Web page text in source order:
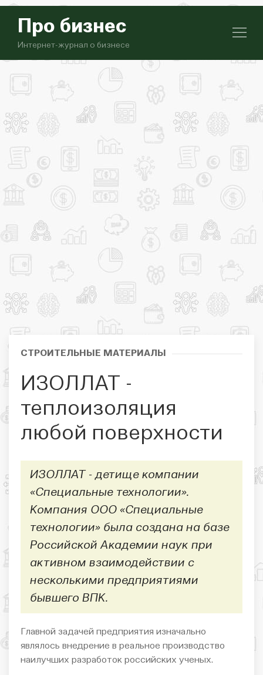
Про бизнес
Интернет-журнал о бизнесе
СТРОИТЕЛЬНЫЕ МАТЕРИАЛЫ
ИЗОЛЛАТ -
теплоизоляция
любой поверхности
ИЗОЛЛАТ - детище компании
«Специальные технологии».
Компания ООО «Специальные
технологии» была создана на базе
Российской Академии наук при
активном взаимодействии с
несколькими предприятиями
бывшего ВПК.
Главной задачей предприятия изначально
являлось внедрение в реальное производство
наилучших разработок российских ученых.